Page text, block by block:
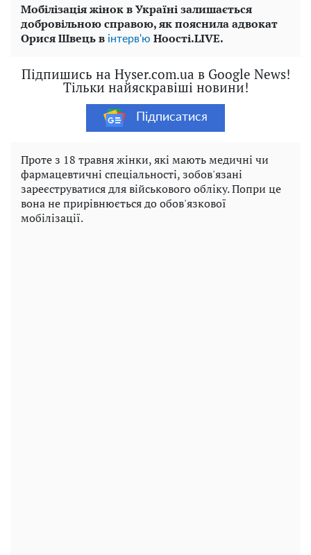
Мобілізація жінок в Україні залишається
добровільною справою, як пояснила адвокат
Орися Швець в інтерв'ю Ноості.LIVE.
Підпишись на Hyser.com.ua в Google News!
Тільки найяскравіші новини!
Підписатися
Проте з 18 травня жінки, які мають медичні чи
фармацевтичні спеціальності, зобов'язані
зареєструватися для військового обліку. Попри це
вона не прирівнюється до обов'язкової
мобілізації.